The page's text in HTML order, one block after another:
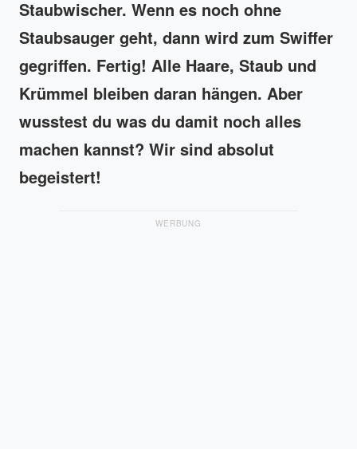
Staubwischer. Wenn es noch ohne
Staubsauger geht, dann wird zum Swiffer
gegriffen. Fertig! Alle Haare, Staub und
Krümmel bleiben daran hängen. Aber
wusstest du was du damit noch alles
machen kannst? Wir sind absolut
begeistert!
WERBUNG